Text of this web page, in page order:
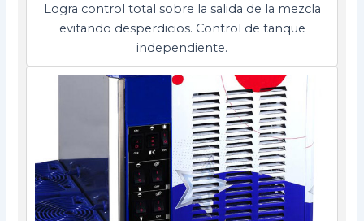
Logra control total sobre la salida de la mezcla
evitando desperdicios. Control de tanque
independiente.